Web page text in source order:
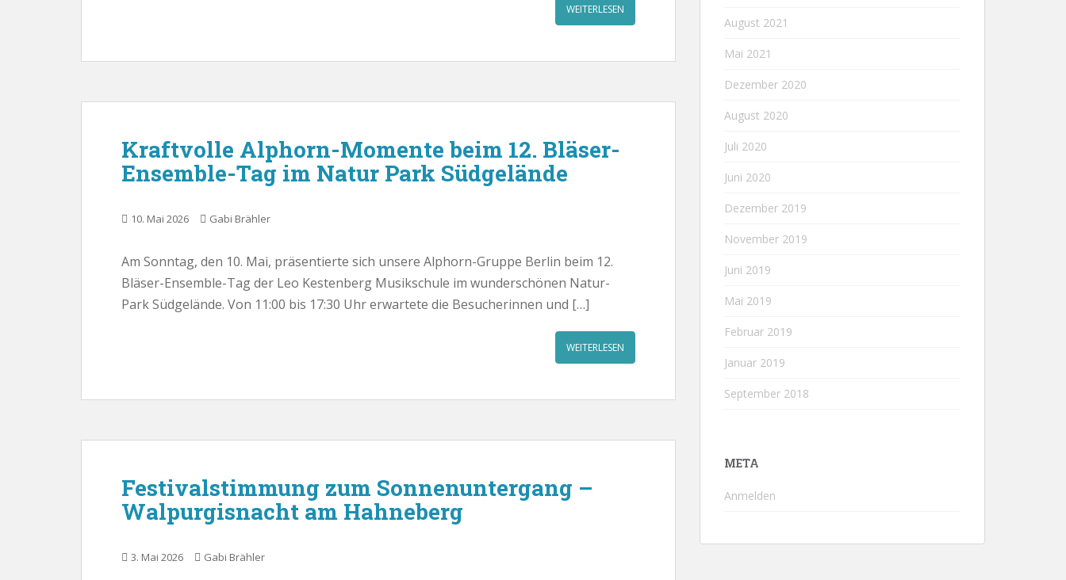
WEITERLESEN
Kraftvolle Alphorn-Momente beim 12. Bläser-
Ensemble-Tag im Natur Park Südgelände
10. Mai 2026 Gabi Brähler
Am Sonntag, den 10. Mai, präsentierte sich unsere Alphorn-Gruppe Berlin beim 12.
Bläser-Ensemble-Tag der Leo Kestenberg Musikschule im wunderschönen Natur-
Park Südgelände. Von 11:00 bis 17:30 Uhr erwartete die Besucherinnen und […]
WEITERLESEN
Festivalstimmung zum Sonnenuntergang –
Walpurgisnacht am Hahneberg
3. Mai 2026 Gabi Brähler
August 2021
Mai 2021
Dezember 2020
August 2020
Juli 2020
Juni 2020
Dezember 2019
November 2019
Juni 2019
Mai 2019
Februar 2019
Januar 2019
September 2018
META
Anmelden